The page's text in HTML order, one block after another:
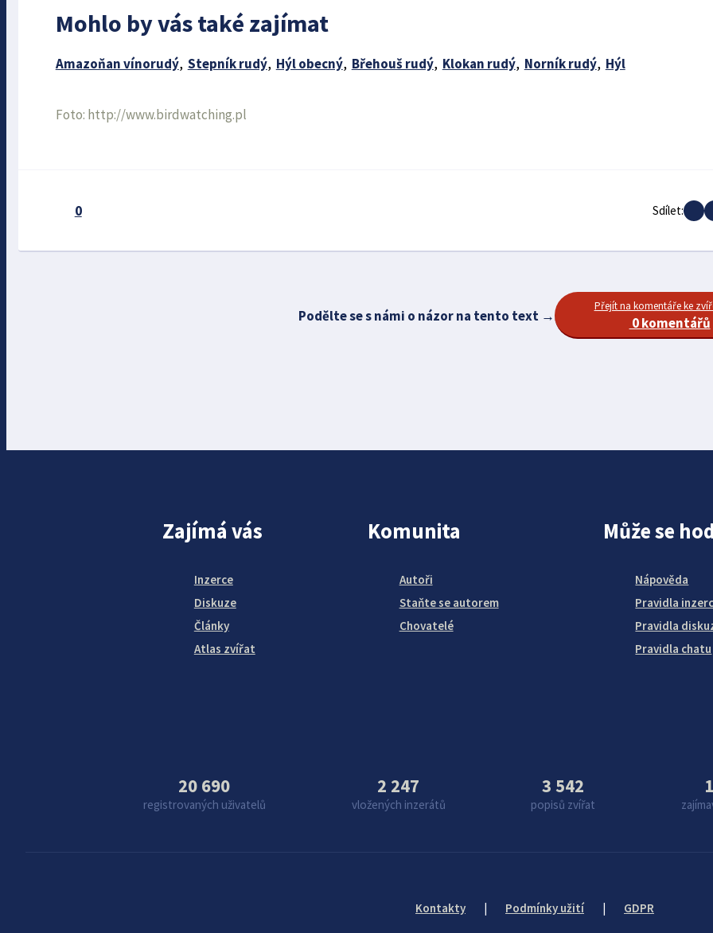
Mohlo by vás také zajímat
Amazoňan vínorudý, Stepník rudý, Hýl obecný, Břehouš rudý, Klokan rudý, Norník rudý, Hýl
Foto: http://www.birdwatching.pl
0 Sdílet:
Podělte se s námi o názor na tento text →
Přejít na komentáře ke
0 komentářů
Zajímá vás
Inzerce
Diskuze
Články
Atlas zvířat
Komunita
Autoři
Staňte se autorem
Chovatelé
Může se
Nápověda
Pravidla
Pravidla
Pravidla chatu
20 690
registrovaných uživatelů
2 247
vložených inzerátů
3 542
popisů zvířat
Kontakty Podmínky užití GDPR